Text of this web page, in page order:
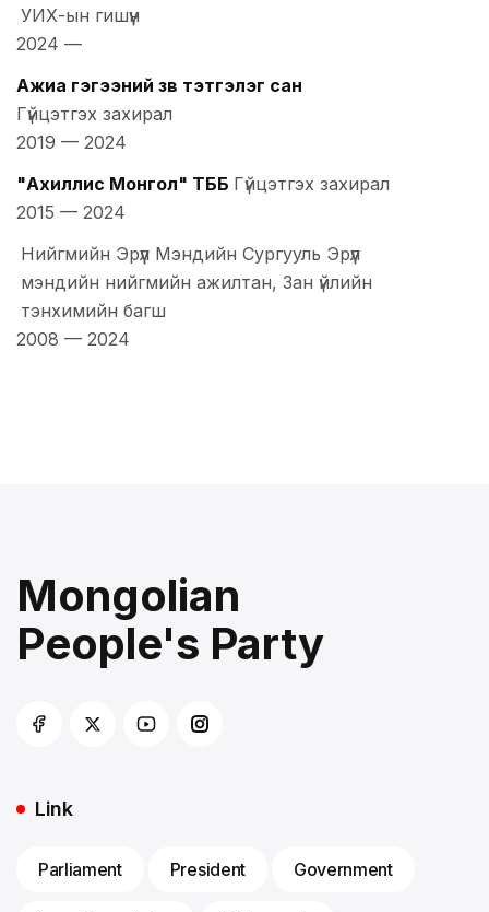
УИХ-ын гишүүн
2024 —
Ажиа гэгээний зөв тэтгэлэг сан
Гүйцэтгэх захирал
2019 — 2024
"Ахиллис Монгол" ТББ Гүйцэтгэх захирал
2015 — 2024
Нийгмийн Эрүүл Мэндийн Сургууль Эрүүл
мэндийн нийгмийн ажилтан, Зан үйлийн
тэнхимийн багш
2008 — 2024
Mongolian
People's Party
Link
Parliament President Government